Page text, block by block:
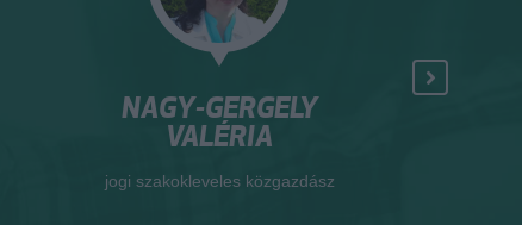
NAGY-GERGELY
VALÉRIA
jogi szakokleveles közgazdász